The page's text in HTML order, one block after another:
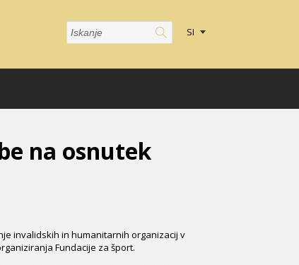
SI
na osnutek
invalidskih in humanitarnih organizacij v
Fundacije za šport.